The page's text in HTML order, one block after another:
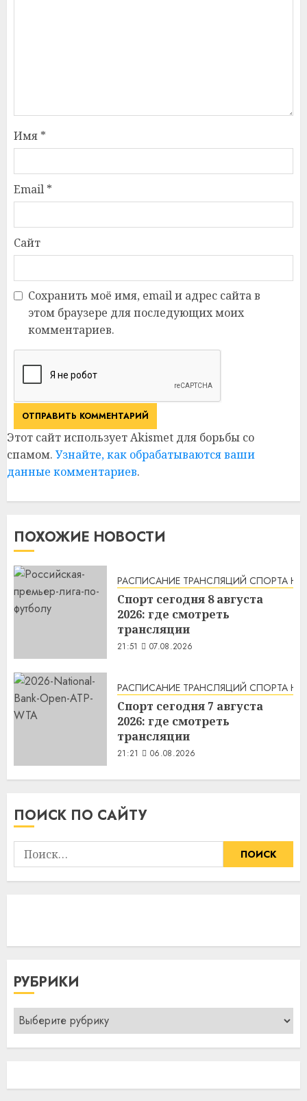
Имя *
Email *
Сайт
Сохранить моё имя, email и адрес сайта в
этом браузере для последующих моих
комментариев.
Этот сайт использует Akismet для борьбы со
спамом. Узнайте, как обрабатываются ваши
данные комментариев.
ПОХОЖИЕ НОВОСТИ
РАСПИСАНИЕ ТРАНСЛЯЦИЙ СПОРТА НА
Спорт сегодня 8 августа
2026: где смотреть
трансляции
21:51 07.08.2026
РАСПИСАНИЕ ТРАНСЛЯЦИЙ СПОРТА НА
Спорт сегодня 7 августа
2026: где смотреть
трансляции
21:21 06.08.2026
ПОИСК ПО САЙТУ
Найти:
РУБРИКИ
Рубрики